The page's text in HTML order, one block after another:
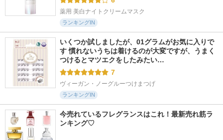
薬用 美白ナイトクリームマスク
ランキングIN
いくつか試しましたが、01グラムがお気に入りで
す 慣れないうちは着けるのが大変ですが、うまく
つけるとマツエクをしたみたい…
7
ヴィーガン・ノーグルーつけまつげ
ランキングIN
今売れているフレグランスはこれ！最新売れ筋ラ
ンキング♡